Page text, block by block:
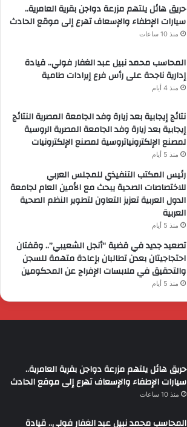
حريق هائل يلتهم مزرعة دواجن بقرية العامرية..
سيارات الإطفاء والإسعاف تهرع إلى موقع الحادث
منذ 10 ساعات
المحاسب محمد نبيل عبد الغفار فولي.. قيادة
إدارية ناجحة على رأس فرع إيرادات طامية
منذ 4 أيام
نتائج إيجابية بعد زيارة وفد الجامعة المصرية النتائج
إيجابية بعد زيارة وفد الجامعة المصرية الروسية
لمصنع الإلكترونياتروسية لمصنع الإلكترونيات
منذ 5 أيام
رئيس المكتب التنفيذي للمجلس العربي
للاختصاصات الصحية يبحث مع الأمين العام لجامعة
الدول العربية تعزيز التعاون لتطوير النظم الصحية
العربية
منذ 5 أيام
تصعيد جديد في قضية “أنجل الشعيبي”.. وقفتان
احتجاجيتان بعدن تطالبان بإعادة متهمة للسجن
والتحقيق في ملابسات الإفراج عن المحكومين
منذ 5 أيام
حريق هائل يلتهم مزرعة دواجن بقرية العامرية..
سيارات الإطفاء والإسعاف تهرع إلى موقع الحادث
منذ 10 ساعات
المحاسب محمد نبيل عبد الغفار فولي.. قيادة